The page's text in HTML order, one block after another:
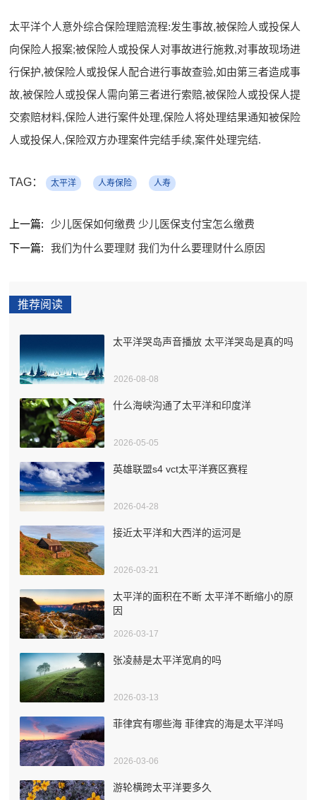
太平洋个人意外综合保险理赔流程:发生事故,被保险人或投保人
向保险人报案;被保险人或投保人对事故进行施救,对事故现场进
行保护,被保险人或投保人配合进行事故查验,如由第三者造成事
故,被保险人或投保人需向第三者进行索赔,被保险人或投保人提
交索赔材料,保险人进行案件处理,保险人将处理结果通知被保险
人或投保人,保险双方办理案件完结手续,案件处理完结.
TAG： 太平洋 人寿保险 人寿
上一篇:
少儿医保如何缴费 少儿医保支付宝怎么缴费
下一篇:
我们为什么要理财 我们为什么要理财什么原因
推荐阅读
太平洋哭岛声音播放 太平洋哭岛是真的吗
2026-08-08
什么海峡沟通了太平洋和印度洋
2026-05-05
英雄联盟s4 vct太平洋赛区赛程
2026-04-28
接近太平洋和大西洋的运河是
2026-03-21
太平洋的面积在不断 太平洋不断缩小的原
因
2026-03-17
张凌赫是太平洋宽肩的吗
2026-03-13
菲律宾有哪些海 菲律宾的海是太平洋吗
2026-03-06
游轮横跨太平洋要多久